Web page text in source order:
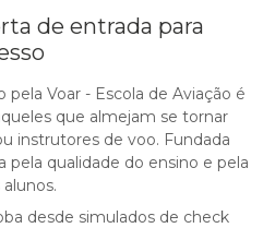
de entrada para
Voar - Escola de Aviação é
que almejam se tornar
instrutores de voo. Fundada
pela qualidade do ensino e pela
desde simulados de check